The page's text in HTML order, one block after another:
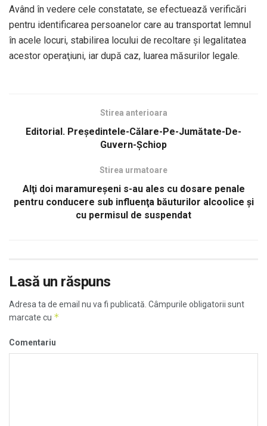
Având în vedere cele constatate, se efectuează verificări
pentru identificarea persoanelor care au transportat lemnul
în acele locuri, stabilirea locului de recoltare şi legalitatea
acestor operaţiuni, iar după caz, luarea măsurilor legale.
Stirea anterioara
Editorial. Președintele-Călare-Pe-Jumătate-De-
Guvern-Șchiop
Stirea urmatoare
Alţi doi maramureşeni s-au ales cu dosare penale
pentru conducere sub influenţa băuturilor alcoolice şi
cu permisul de suspendat
Lasă un răspuns
Adresa ta de email nu va fi publicată. Câmpurile obligatorii sunt
marcate cu *
Comentariu